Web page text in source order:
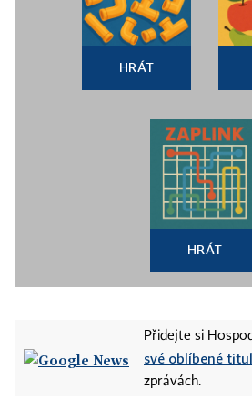
HRÁT
HRÁT
Přidejte si
své oblíbené
zprávách.